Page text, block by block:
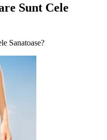
Sunt Cele